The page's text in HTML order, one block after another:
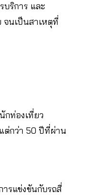
บริการ และ
จนเป็นสาเหตุที่
กท่องเที่ยว
ต่กว่า 50 ปีที่ผ่าน
รแข่งขันกับรถสี่